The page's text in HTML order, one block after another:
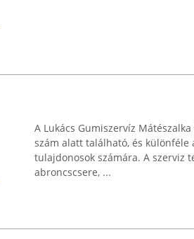
A Lukács Gumiszervíz
szám alatt található, és
tulajdonosok számára. A szerviz
abroncscsere, ...